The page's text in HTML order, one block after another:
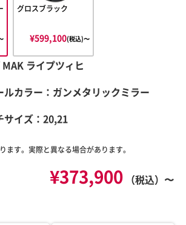
グロスブラック
¥599,100(税込)〜
MAK ライプツィヒ
ルカラー：ガンメタリックミラー
サイズ：20,21
す。実際と異なる場合があります。
¥373,900 （税込）〜